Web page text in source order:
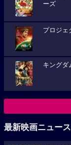
ーズ
プロジェ
キングダ
最新映画ニュース